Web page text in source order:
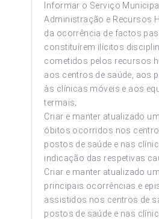
Informar o Serviço
Administração e Recursos
da ocorrência de factos
constituírem ilícitos
cometidos pelos recursos
aos centros de saúde, aos
às clínicas móveis e aos
termais;
Criar e manter atualizado
óbitos ocorridos nos
postos de saúde e nas
indicação das respetivas
Criar e manter atualizado
principais ocorrências e
assistidos nos centros de
postos de saúde e nas